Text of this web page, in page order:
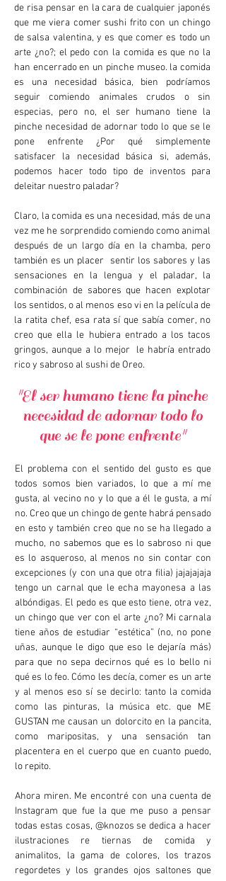
de risa pensar en la cara de cualquier japonés
que me viera comer sushi frito con un chingo
de salsa valentina, y es que comer es todo un
arte ¿no?; el pedo con la comida es que no la
han encerrado en un pinche museo. la comida
es una necesidad básica, bien podríamos
seguir comiendo animales crudos o sin
especias, pero no, el ser humano tiene la
pinche necesidad de adornar todo lo que se le
pone enfrente ¿Por qué simplemente
satisfacer la necesidad básica si, además,
podemos hacer todo tipo de inventos para
deleitar nuestro paladar?
Claro, la comida es una necesidad, más de una
vez me he sorprendido comiendo como animal
después de un largo día en la chamba, pero
también es un placer sentir los sabores y las
sensaciones en la lengua y el paladar, la
combinación de sabores que hacen explotar
los sentidos, o al menos eso vi en la película de
la ratita chef, esa rata sí que sabía comer, no
creo que ella le hubiera entrado a los tacos
gringos, aunque a lo mejor le habría entrado
rico y sabroso al sushi de Oreo.
"El ser humano tiene la pinche
necesidad de adornar todo lo
que se le pone enfrente"
El problema con el sentido del gusto es que
todos somos bien variados, lo que a mí me
gusta, al vecino no y lo que a él le gusta, a mí
no. Creo que un chingo de gente habrá pensado
en esto y también creo que no se ha llegado a
mucho, no sabemos que es lo sabroso ni que
es lo asqueroso, al menos no sin contar con
excepciones (y con una que otra filia) jajajajaja
tengo un carnal que le echa mayonesa a las
albóndigas. El pedo es que esto tiene, otra vez,
un chingo que ver con el arte ¿no? Mi carnala
tiene años de estudiar “estética” (no, no pone
uñas, aunque le digo que eso le dejaría más)
para que no sepa decirnos qué es lo bello ni
qué es lo feo. Cómo les decía, comer es un arte
y al menos eso sí se decirlo: tanto la comida
como las pinturas, la música etc. que ME
GUSTAN me causan un dolorcito en la pancita,
como maripositas, y una sensación tan
placentera en el cuerpo que en cuanto puedo,
lo repito.
Ahora miren. Me encontré con una cuenta de
Instagram que fue la que me puso a pensar
todas estas cosas, @knozos se dedica a hacer
ilustraciones re tiernas de comida y
animalitos, la gama de colores, los trazos
regordetes y los grandes ojos saltones que